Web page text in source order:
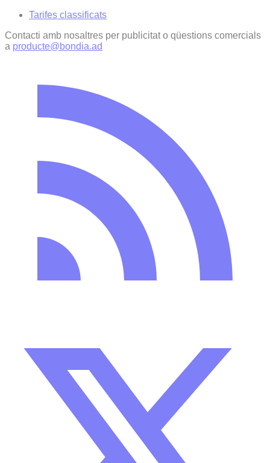
Tarifes classificats
Contacti amb nosaltres per publicitat o qüestions comercials
a producte@bondia.ad